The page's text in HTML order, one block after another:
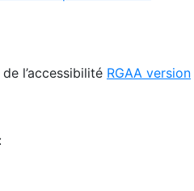
l’accessibilité RGAA version